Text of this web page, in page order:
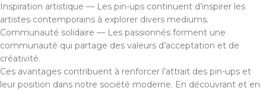
Inspiration artistique — Les pin-ups continuent d’inspirer les
artistes contemporains à explorer divers mediums.
Communauté solidaire — Les passionnés forment une
communauté qui partage des valeurs d’acceptation et de
créativité.
Ces avantages contribuent à renforcer l’attrait des pin-ups et
leur position dans notre société moderne. En découvrant et en